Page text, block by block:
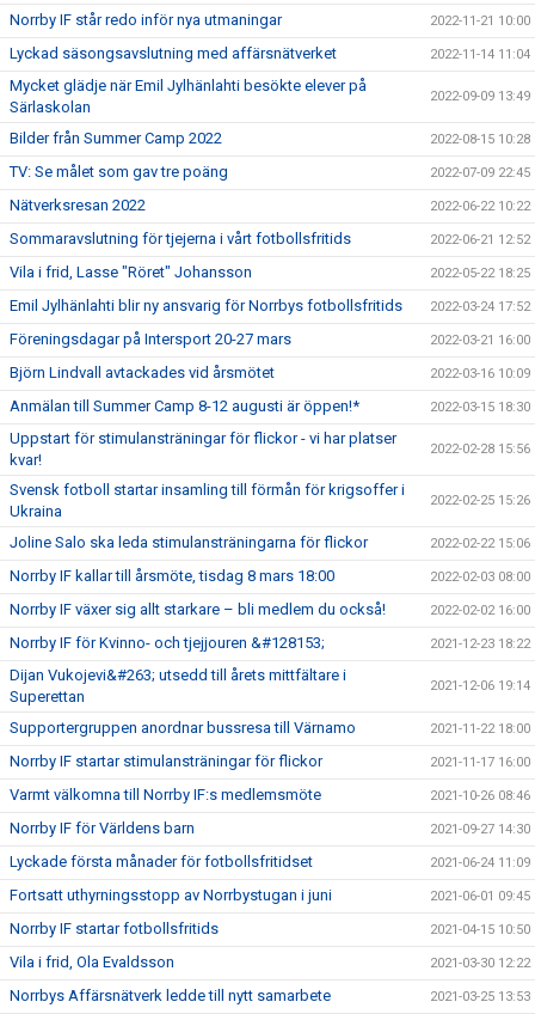
Norrby IF står redo inför nya utmaningar 2022-11-21 10:00
Lyckad säsongsavslutning med affärsnätverket 2022-11-14 11:04
Mycket glädje när Emil Jylhänlahti besökte elever på
Särlaskolan
2022-09-09 13:49
Bilder från Summer Camp 2022 2022-08-15 10:28
TV: Se målet som gav tre poäng 2022-07-09 22:45
Nätverksresan 2022 2022-06-22 10:22
Sommaravslutning för tjejerna i vårt fotbollsfritids 2022-06-21 12:52
Vila i frid, Lasse "Röret" Johansson 2022-05-22 18:25
Emil Jylhänlahti blir ny ansvarig för Norrbys fotbollsfritids 2022-03-24 17:52
Föreningsdagar på Intersport 20-27 mars 2022-03-21 16:00
Björn Lindvall avtackades vid årsmötet 2022-03-16 10:09
Anmälan till Summer Camp 8-12 augusti är öppen!* 2022-03-15 18:30
Uppstart för stimulansträningar för flickor - vi har platser
kvar!
2022-02-28 15:56
Svensk fotboll startar insamling till förmån för krigsoffer i
Ukraina
2022-02-25 15:26
Joline Salo ska leda stimulansträningarna för flickor 2022-02-22 15:06
Norrby IF kallar till årsmöte, tisdag 8 mars 18:00 2022-02-03 08:00
Norrby IF växer sig allt starkare – bli medlem du också! 2022-02-02 16:00
Norrby IF för Kvinno- och tjejjouren &#128153; 2021-12-23 18:22
Dijan Vukojevi&#263; utsedd till årets mittfältare i
Superettan
2021-12-06 19:14
Supportergruppen anordnar bussresa till Värnamo 2021-11-22 18:00
Norrby IF startar stimulansträningar för flickor 2021-11-17 16:00
Varmt välkomna till Norrby IF:s medlemsmöte 2021-10-26 08:46
Norrby IF för Världens barn 2021-09-27 14:30
Lyckade första månader för fotbollsfritidset 2021-06-24 11:09
Fortsatt uthyrningsstopp av Norrbystugan i juni 2021-06-01 09:45
Norrby IF startar fotbollsfritids 2021-04-15 10:50
Vila i frid, Ola Evaldsson 2021-03-30 12:22
Norrbys Affärsnätverk ledde till nytt samarbete 2021-03-25 13:53